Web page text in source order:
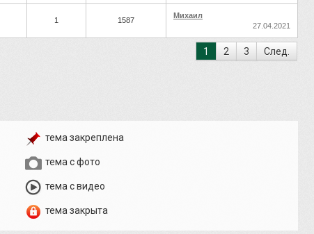
1 1587
Михаил
27.04.2021
1 2 3 След.
тема закреплена
тема с фото
тема с видео
тема закрыта